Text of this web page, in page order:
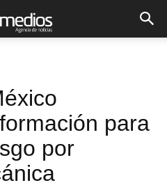
para
por